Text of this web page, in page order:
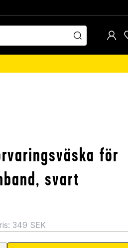
för
svart
349 SEK